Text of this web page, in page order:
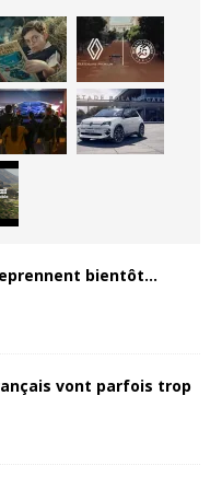
bientôt…
vont parfois trop